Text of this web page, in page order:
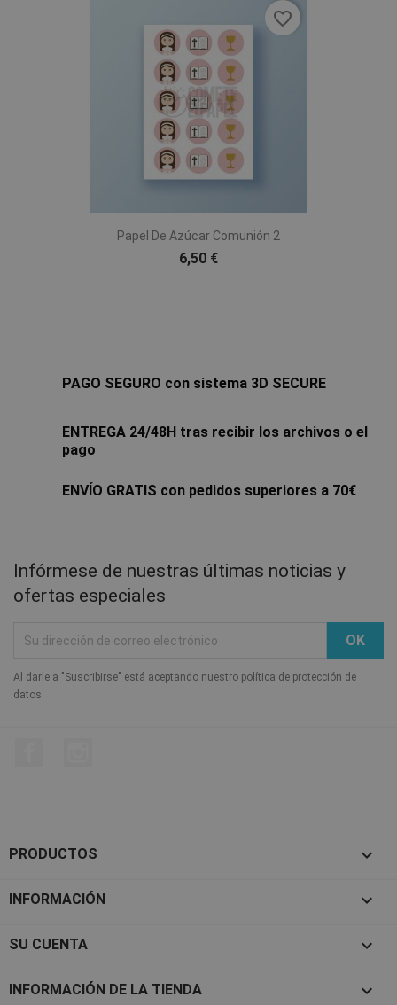
Papel De Azúcar Comunión 2
6,50 €
favorite_border
PAGO SEGURO con sistema 3D SECURE
ENTREGA 24/48H tras recibir los archivos o el
pago
ENVÍO GRATIS con pedidos superiores a 70€
Infórmese de nuestras últimas noticias y
ofertas especiales
Al darle a "Suscribirse" está aceptando nuestro política de protección de
datos.
PRODUCTOS 
INFORMACIÓN 
SU CUENTA 
INFORMACIÓN DE LA TIENDA keyboard_arrow_down